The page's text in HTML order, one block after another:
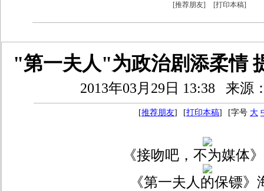
[推荐朋友] [打印本稿]
"第一夫人"为政治剧添柔情
2013年03月29日 13:38 来源
[推荐朋友] [打印本稿] [字号 大
《接吻吧，不为媒体
《第一夫人的保镖》